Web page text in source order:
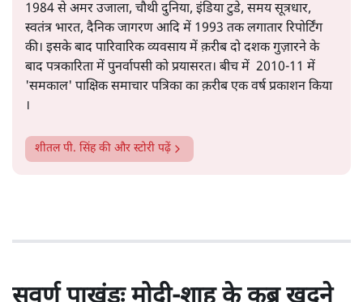
1984 से अमर उजाला, चौथी दुनिया, इंडिया टुडे, समय सूत्रधार,
स्वतंत्र भारत, दैनिक जागरण आदि में 1993 तक लगातार रिपोर्टिंग
की। इसके बाद पारिवारिक व्यवसाय में क़रीब दो दशक गुज़ारने के
बाद पत्रकारिता में पुनर्वापसी को प्रयासरत। बीच में 2010-11 में
'समकाल' पाक्षिक समाचार पत्रिका का क़रीब एक वर्ष प्रकाशन किया
।
शीतल पी. सिंहकी और स्टोरी पढ़ें